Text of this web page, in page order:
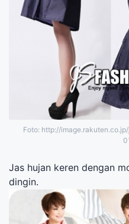
Foto: http://
Jas hujan keren dengan
dingin.